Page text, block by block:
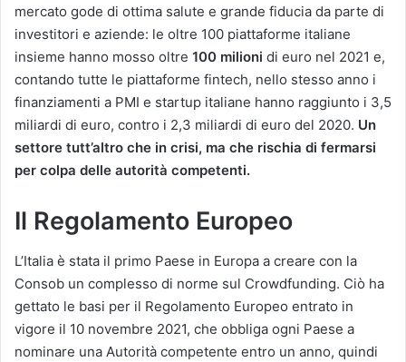
mercato gode di ottima salute e grande fiducia da parte di
investitori e aziende: le oltre 100 piattaforme italiane
insieme hanno mosso oltre 100 milioni di euro nel 2021 e,
contando tutte le piattaforme fintech, nello stesso anno i
finanziamenti a PMI e startup italiane hanno raggiunto i 3,5
miliardi di euro, contro i 2,3 miliardi di euro del 2020. Un
settore tutt’altro che in crisi, ma che rischia di fermarsi
per colpa delle autorità competenti.
Il Regolamento Europeo
L’Italia è stata il primo Paese in Europa a creare con la
Consob un complesso di norme sul Crowdfunding. Ciò ha
gettato le basi per il Regolamento Europeo entrato in
vigore il 10 novembre 2021, che obbliga ogni Paese a
nominare una Autorità competente entro un anno, quindi